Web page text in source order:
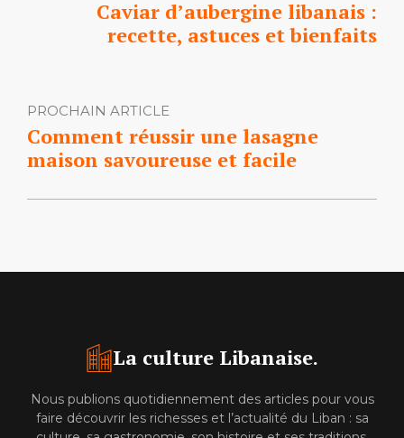
Caviar d’aubergine libanais :
recette, astuces et bienfaits
PROCHAIN ARTICLE
Comment réussir une lasagne
maison savoureuse et facile
La culture Libanaise.
Nous publions quotidiennement des articles pour vous
faire découvrir les richesses et l’actualité du Liban : sa